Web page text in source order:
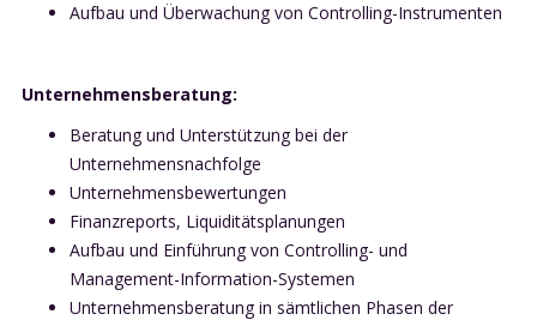
Aufbau und Überwachung von Controlling-Instrumenten
Unternehmensberatung:
Beratung und Unterstützung bei der
Unternehmensnachfolge
Unternehmensbewertungen
Finanzreports, Liquiditätsplanungen
Aufbau und Einführung von Controlling- und
Management-Information-Systemen
Unternehmensberatung in sämtlichen Phasen der